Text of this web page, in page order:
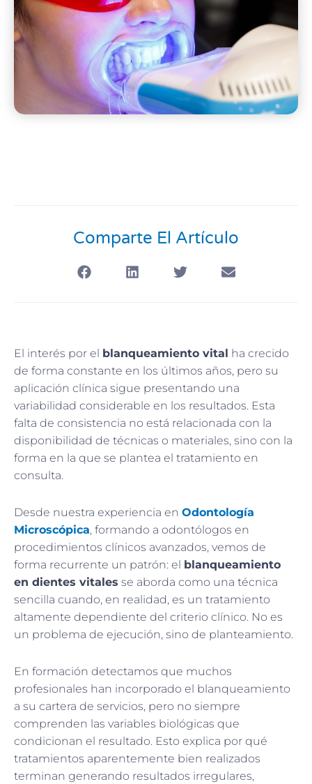
Comparte El Artículo
El interés por el blanqueamiento vital ha crecido
de forma constante en los últimos años, pero su
aplicación clínica sigue presentando una
variabilidad considerable en los resultados. Esta
falta de consistencia no está relacionada con la
disponibilidad de técnicas o materiales, sino con la
forma en la que se plantea el tratamiento en
consulta.
Desde nuestra experiencia en Odontología
Microscópica, formando a odontólogos en
procedimientos clínicos avanzados, vemos de
forma recurrente un patrón: el blanqueamiento
en dientes vitales se aborda como una técnica
sencilla cuando, en realidad, es un tratamiento
altamente dependiente del criterio clínico. No es
un problema de ejecución, sino de planteamiento.
En formación detectamos que muchos
profesionales han incorporado el blanqueamiento
a su cartera de servicios, pero no siempre
comprenden las variables biológicas que
condicionan el resultado. Esto explica por qué
tratamientos aparentemente bien realizados
terminan generando resultados irregulares,